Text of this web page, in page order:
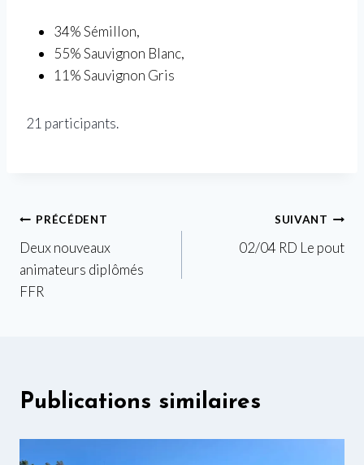
34% Sémillon,
55% Sauvignon Blanc,
11% Sauvignon Gris
21 participants.
Navigation
de
l’article
PRÉCÉDENT
Deux nouveaux
animateurs diplômés
FFR
SUIVANT
02/04 RD Le pout
Publications similaires